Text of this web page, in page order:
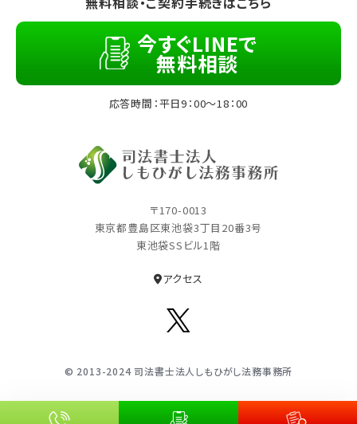
今すぐLINEで
無料相談
応答時間：平日9：00～18：00
〒170-0013
東京都豊島区東池袋3丁⽬20番3号
東池袋SSビル1階
アクセス
© 2013-2024 司法書⼠法⼈しもひがし法務事務所